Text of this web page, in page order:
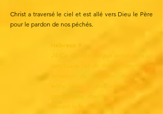
Christ a traversé le ciel et est allé vers Dieu le Père
pour le pardon de nos péchés.
Hébreux 9
24 Car Christ n’est pas entré dans un
sanctuaire fait de main d’homme, en
imitation du véritable, mais il est
entré dans le ciel même, afin de
comparaître maintenant pour nous
devant la face de Dieu.